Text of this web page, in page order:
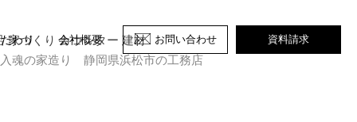
わり 会社概要 お問い合わせ 資料請求
家づくり カウンター 建材
魂の家造り 静岡県浜松市の工務店